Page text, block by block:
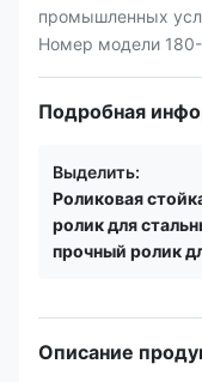
промышленных
Номер модели
Подробная
Выделить:
Роликовая
ролик для
прочный ролик
Описание